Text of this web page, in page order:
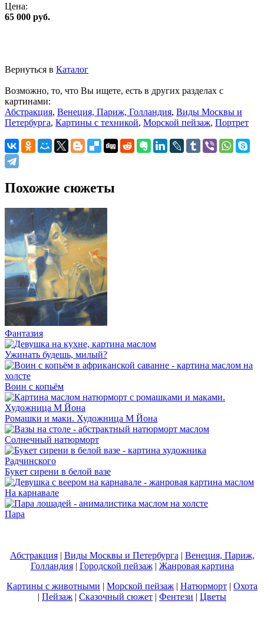
Цена:
65 000 руб.
Вернуться в Каталог
Возможно, то, что Вы ищете, есть в других разделах с
картинами:
Абстракция, Венеция, Париж, Голландия, Виды Москвы и
Петербурга, Картины с техникой, Морской пейзаж, Портрет
Похожие сюжеты
Фантазия
Ужинать будешь, милый?
Воин с копьём
Ромашки и маки. Художница М Йона
Солнечный натюрморт
Букет сирени в белой вазе
На карнавале
Пара
Абстракция| Виды Москвы и Петербурга | Венеция, Париж,
Голландия| Городской пейзаж| Жанровая картина
Картины с животными | Морской пейзаж | Натюрморт | Охота
| Пейзаж | Сказочный сюжет | Фентези | Цветы